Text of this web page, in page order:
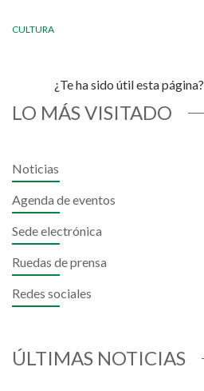
CULTURA
¿Te ha sido útil esta página?
LO MÁS VISITADO
Noticias
Agenda de eventos
Sede electrónica
Ruedas de prensa
Redes sociales
ÚLTIMAS NOTICIAS